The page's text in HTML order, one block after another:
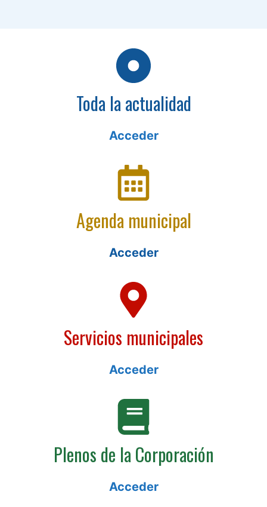
Toda la actualidad
Acceder
Agenda municipal
Acceder
Servicios municipales
Acceder
Plenos de la Corporación
Acceder